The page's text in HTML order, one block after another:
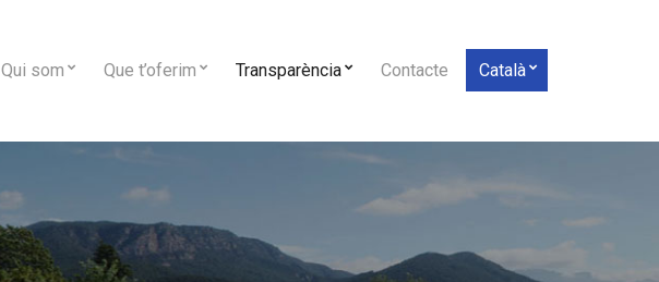
Qui som Que t’oferim Transparència Contacte Català